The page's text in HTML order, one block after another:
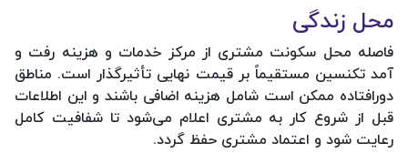
محل زندگی
فاصله محل سکونت مشتری از مرکز خدمات و هزینه رفت و
آمد تکنسین مستقیماً بر قیمت نهایی تأثیرگذار است. مناطق
دورافتاده ممکن است شامل هزینه اضافی باشند و این اطلاعات
قبل از شروع کار به مشتری اعلام می‌شود تا شفافیت کامل
رعایت شود و اعتماد مشتری حفظ گردد.